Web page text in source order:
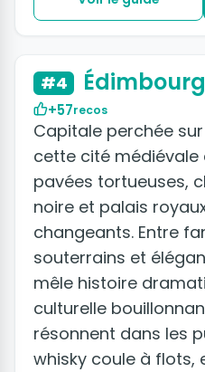
#4 Édimbourg
+57recos
Capitale perchée
cette cité médiévale
pavées tortueuses,
noire et palais
changeants. Entre
souterrains et
mêle histoire
culturelle
résonnent dans les
whisky coule à flots,